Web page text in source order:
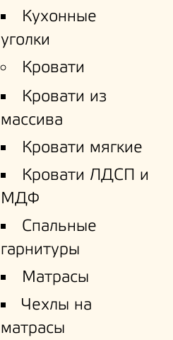
Кухонные
уголки
Кровати
Кровати из
массива
Кровати мягкие
Кровати ЛДСП и
МДФ
Спальные
гарнитуры
Матрасы
Чехлы на
матрасы